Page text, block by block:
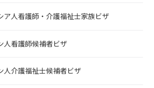
ア人看護師・介護福祉士家族ビザ
人看護師候補者ビザ
人介護福祉士候補者ビザ